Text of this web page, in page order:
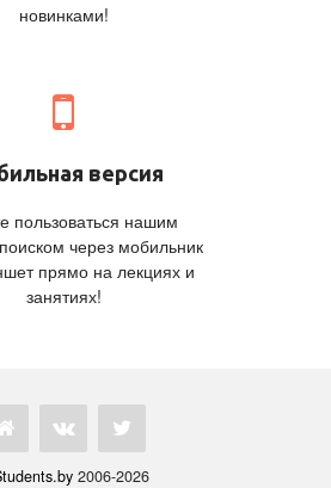
новинками!
версия
пользоваться нашим
через мобильник
прямо на лекциях и
занятиях!
2006-2026